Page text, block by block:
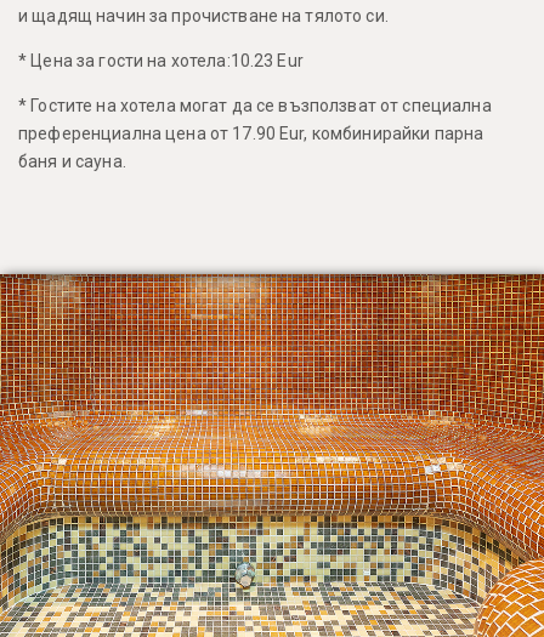
и щадящ начин за прочистване на тялото си.
* Цена за гости на хотела:10.23 Eur
* Гостите на хотела могат да се възползват от специална
преференциална цена от 17.90 Eur, комбинирайки парна
баня и сауна.